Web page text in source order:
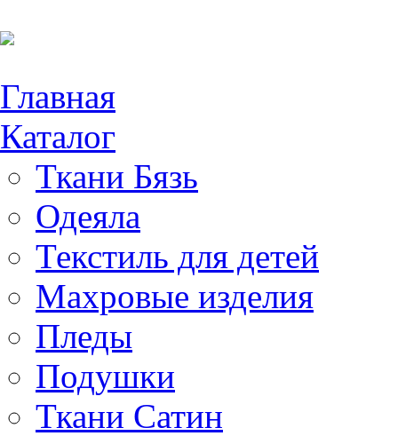
Главная
Каталог
Ткани Бязь
Одеяла
Текстиль для детей
Махровые изделия
Пледы
Подушки
Ткани Сатин